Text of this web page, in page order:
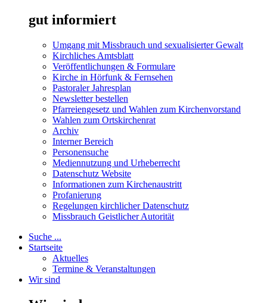
gut informiert
Umgang mit Missbrauch und sexualisierter Gewalt
Kirchliches Amtsblatt
Veröffentlichungen & Formulare
Kirche in Hörfunk & Fernsehen
Pastoraler Jahresplan
Newsletter bestellen
Pfarreiengesetz und Wahlen zum Kirchenvorstand
Wahlen zum Ortskirchenrat
Archiv
Interner Bereich
Personensuche
Mediennutzung und Urheberrecht
Datenschutz Website
Informationen zum Kirchenaustritt
Profanierung
Regelungen kirchlicher Datenschutz
Missbrauch Geistlicher Autorität
Suche ...
Startseite
Aktuelles
Termine & Veranstaltungen
Wir sind